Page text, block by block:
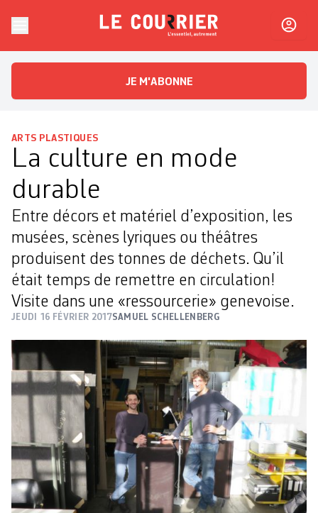
Le CourrierL'essentiel, autrement
JE M'ABONNE
ARTS PLASTIQUES
La culture en mode
durable
Entre décors et matériel d’exposition, les
musées, scènes lyriques ou théâtres
produisent des tonnes de déchets. Qu’il
était temps de remettre en circulation!
Visite dans une «ressourcerie» genevoise.
JEUDI 16 FÉVRIER 2017SAMUEL SCHELLENBERG